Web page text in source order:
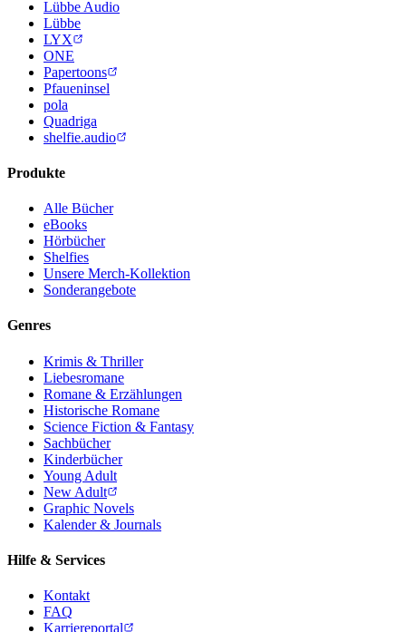
Lübbe Audio
Lübbe
LYX
ONE
Papertoons
Pfaueninsel
pola
Quadriga
shelfie.audio
Produkte
Alle Bücher
eBooks
Hörbücher
Shelfies
Unsere Merch-Kollektion
Sonderangebote
Genres
Krimis & Thriller
Liebesromane
Romane & Erzählungen
Historische Romane
Science Fiction & Fantasy
Sachbücher
Kinderbücher
Young Adult
New Adult
Graphic Novels
Kalender & Journals
Hilfe & Services
Kontakt
FAQ
Karriereportal